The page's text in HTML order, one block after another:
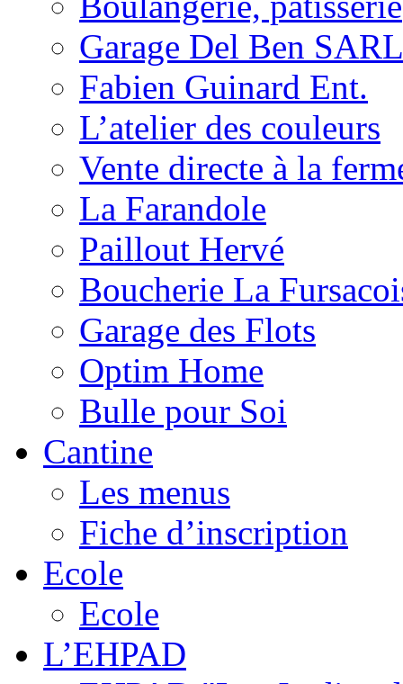
Garage Del Ben SARL
Fabien Guinard Ent.
L’atelier des couleurs
Vente directe à la
La Farandole
Paillout Hervé
Boucherie La
Garage des Flots
Optim Home
Bulle pour Soi
Cantine
Les menus
Fiche d’inscription
Ecole
Ecole
L’EHPAD